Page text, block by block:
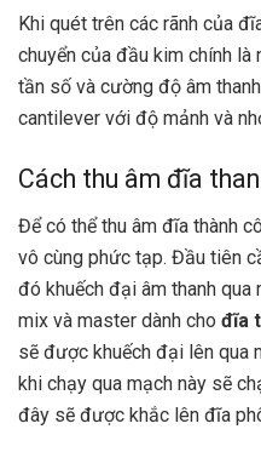
Khi quét trên các rãnh của
chuyển của đầu kim chính
tần số và cường độ âm
cantilever với độ mảnh và
Cách thu âm đĩa
Để có thể thu âm đĩa thành
vô cùng phức tạp. Đầu tiên
đó khuếch đại âm thanh
mix và master dành cho đĩa
sẽ được khuếch đại lên qua
khi chạy qua mạch này sẽ
đây sẽ được khắc lên đĩa